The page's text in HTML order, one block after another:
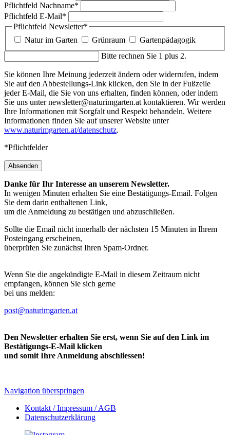
Pflichtfeld Nachname*
Pflichtfeld E-Mail*
Pflichtfeld Newsletter*
Natur im Garten
Grünraum
Gartenpädagogik
Bitte rechnen Sie 1 plus 2.
Sie können Ihre Meinung jederzeit ändern oder widerrufen, indem
Sie auf den Abbestellungs-Link klicken, den Sie in der Fußzeile
jeder E-Mail, die Sie von uns erhalten, finden können, oder indem
Sie uns unter newsletter@naturimgarten.at kontaktieren. Wir werden
Ihre Informationen mit Sorgfalt und Respekt behandeln. Weitere
Informationen finden Sie auf unserer Website unter
www.naturimgarten.at/datenschutz.
*Pflichtfelder
Absenden
Danke für Ihr Interesse an unserem Newsletter.
In wenigen Minuten erhalten Sie eine Bestätigungs-Email. Folgen
Sie dem darin enthaltenen Link,
um die Anmeldung zu bestätigen und abzuschließen.
Sollte die Email nicht innerhalb der nächsten 15 Minuten in Ihrem
Posteingang erscheinen,
überprüfen Sie zunächst Ihren Spam-Ordner.
Wenn Sie die angekündigte E-Mail in diesem Zeitraum nicht
empfangen, können Sie sich gerne
bei uns melden:
post@naturimgarten.at
Den Newsletter erhalten Sie erst, wenn Sie auf den Link im
Bestätigungs-E-Mail klicken
und somit Ihre Anmeldung abschliessen!
Navigation überspringen
Kontakt / Impressum / AGB
Datenschutzerklärung